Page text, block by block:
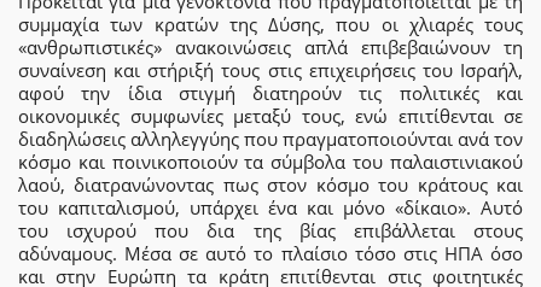
συμμαχία των κρατών της Δύσης, που οι χλιαρές τους
«ανθρωπιστικές» ανακοινώσεις απλά επιβεβαιώνουν τη
συναίνεση και στήριξή τους στις επιχειρήσεις του Ισραήλ,
αφού την ίδια στιγμή διατηρούν τις πολιτικές και
οικονομικές συμφωνίες μεταξύ τους, ενώ επιτίθενται σε
διαδηλώσεις αλληλεγγύης που πραγματοποιούνται ανά τον
κόσμο και ποινικοποιούν τα σύμβολα του παλαιστινιακού
λαού, διατρανώνοντας πως στον κόσμο του κράτους και
του καπιταλισμού, υπάρχει ένα και μόνο «δίκαιο». Αυτό
του ισχυρού που δια της βίας επιβάλλεται στους
αδύναμους. Μέσα σε αυτό το πλαίσιο τόσο στις ΗΠΑ όσο
και στην Ευρώπη τα κράτη επιτίθενται στις φοιτητικές